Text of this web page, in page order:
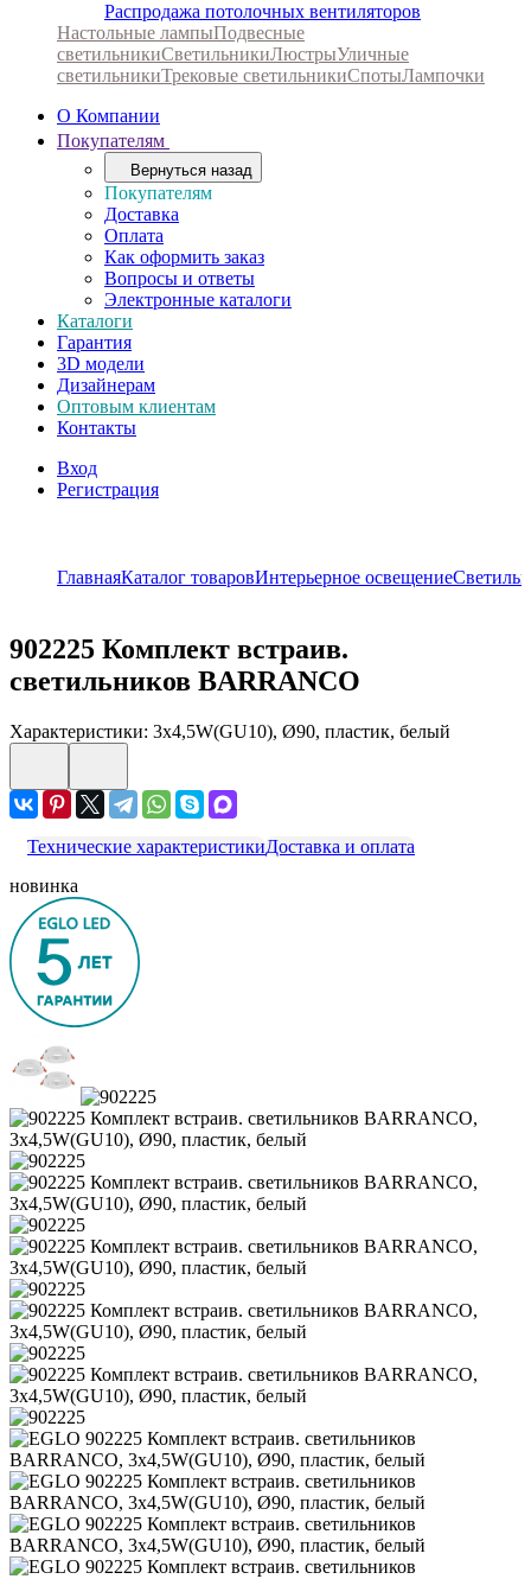
Распродажа потолочных вентиляторов
Настольные лампыПодвесные
светильникиСветильникиЛюстрыУличные
светильникиТрековые светильникиСпотыЛампочки
О Компании
Покупателям
Вернуться назад
Покупателям
Доставка
Оплата
Как оформить заказ
Вопросы и ответы
Электронные каталоги
Каталоги
Гарантия
3D модели
Дизайнерам
Оптовым клиентам
Контакты
Вход
Регистрация
ГлавнаяКаталог товаровИнтерьерное освещение
902225 Комплект встраив.
светильников BARRANCO
Характеристики: 3х4,5W(GU10), Ø90, пластик, белый
Технические характеристикиДоставка и оплата
новинка